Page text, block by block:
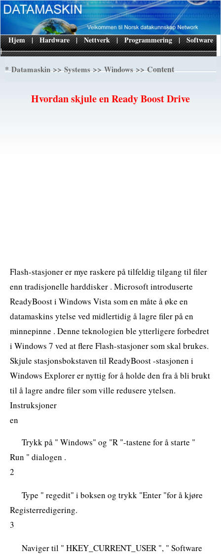
|
Hjem | Hardware | Nettverk | Programmering | Software
*Datamaskin>>Systems>>Windows>> Content
Hvordan skjule en Ready Boost Drive
Flash-stasjoner er mye raskere på tilfeldig tilgang til filer
enn tradisjonelle harddisker . Microsoft introduserte
ReadyBoost i Windows Vista som en måte å øke en
datamaskins ytelse ved midlertidig å lagre filer på en
minnepinne . Denne teknologien ble ytterligere forbedret
i Windows 7 ved at flere Flash-stasjoner som skal brukes.
Skjule stasjonsbokstaven til ReadyBoost -stasjonen i
Windows Explorer er nyttig for å holde den fra å bli brukt
til å lagre andre filer som ville redusere ytelsen.
Instruksjoner
en
Trykk på " Windows" og "R "-tastene for å starte "
Run " dialogen .
2
Type " regedit" i boksen og trykk "Enter "for å kjøre
Registerredigering.
3
Naviger til " HKEY_CURRENT_USER ", " Software